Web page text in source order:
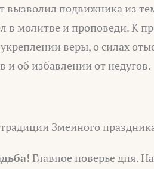
вызволил подвижника из
в молитве и проповеди. К
веры, о силах
и об избавлении от недугов.
Змеиного
Главное поверье дня.